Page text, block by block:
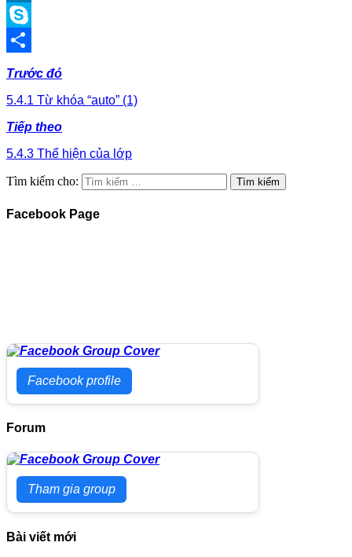
LinkedIn
Skype
Share
Trước đó
5.4.1 Từ khóa “auto” (1)
Tiếp theo
5.4.3 Thể hiện của lớp
Tìm kiếm cho:
Facebook Page
Facebook profile
Forum
Tham gia group
Bài viết mới